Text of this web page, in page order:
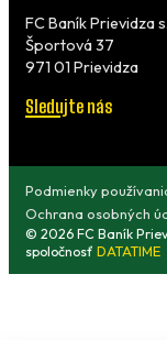
FC Baník Prievidza
Športová 37
971 01 Prievidza
Sledujte nás
© 2026 FC Baník
spoločnosť DATATIME
Podmienky
Ochrana osobných